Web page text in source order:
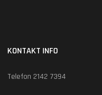
KONTAKT INFO
Telefon 2142 7394